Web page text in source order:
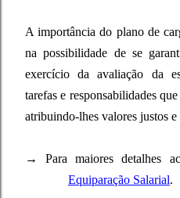
A importância do plano de
na possibilidade de se
exercício da avaliação da
tarefas e responsabilidades
atribuindo-lhes valores justos e
→ Para maiores detalhes
Equiparação Salarial.